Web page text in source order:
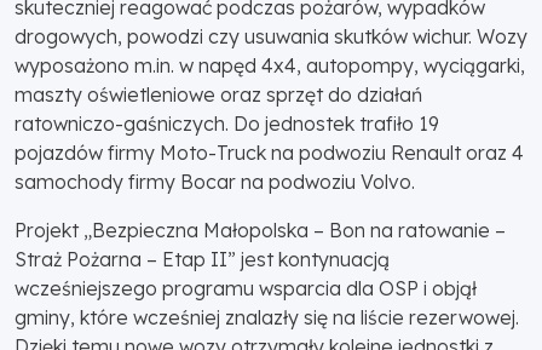
skuteczniej reagować podczas pożarów, wypadków
drogowych, powodzi czy usuwania skutków wichur. Wozy
wyposażono m.in. w napęd 4x4, autopompy, wyciągarki,
maszty oświetleniowe oraz sprzęt do działań
ratowniczo-gaśniczych. Do jednostek trafiło 19
pojazdów firmy Moto-Truck na podwoziu Renault oraz 4
samochody firmy Bocar na podwoziu Volvo.
Projekt „Bezpieczna Małopolska – Bon na ratowanie –
Straż Pożarna – Etap II” jest kontynuacją
wcześniejszego programu wsparcia dla OSP i objął
gminy, które wcześniej znalazły się na liście rezerwowej.